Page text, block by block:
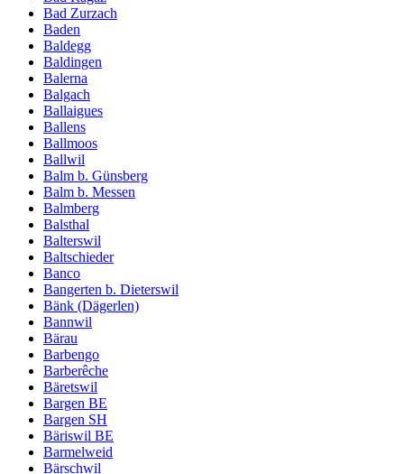
Bad Zurzach
Baden
Baldegg
Baldingen
Balerna
Balgach
Ballaigues
Ballens
Ballmoos
Ballwil
Balm b. Günsberg
Balm b. Messen
Balmberg
Balsthal
Balterswil
Baltschieder
Banco
Bangerten b. Dieterswil
Bänk (Dägerlen)
Bannwil
Bärau
Barbengo
Barberêche
Bäretswil
Bargen BE
Bargen SH
Bäriswil BE
Barmelweid
Bärschwil